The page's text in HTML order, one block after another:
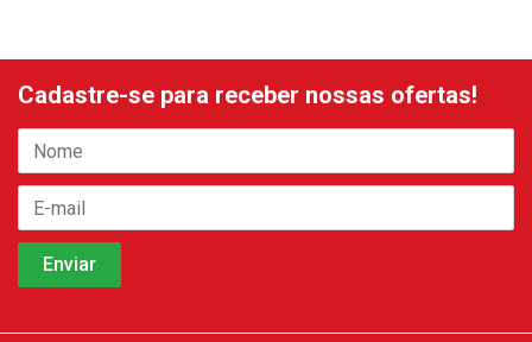
Cadastre-se para receber nossas ofertas!